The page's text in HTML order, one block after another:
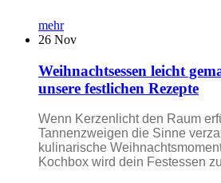
mehr
26 Nov
Weihnachtsessen leicht
unsere festlichen Rezepte
Wenn Kerzenlicht den Raum
Tannenzweigen die Sinne
kulinarische
Kochbox wird dein Festessen